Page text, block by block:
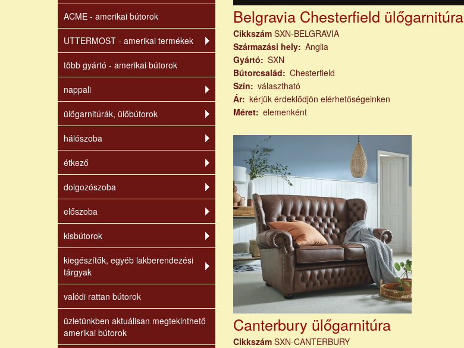
ACME - amerikai bútorok
UTTERMOST - amerikai termékek
több gyártó - amerikai bútorok
nappali
ülőgarnitúrák, ülőbútorok
hálószoba
étkező
dolgozószoba
előszoba
kisbútorok
kiegészítők, egyéb lakberendezési
tárgyak
valódi rattan bútorok
üzletünkben aktuálisan megtekinthető
amerikai bútorok
Belgravia Chesterfield ülőgarnitúra
Cikkszám SXN-BELGRAVIA
Származási hely Anglia
Gyártó
SXN
Bútorcsalád
Chesterfield
Szín
választható
Ár kérjük érdeklődjön elérhetőségeinken
Méret elemenként
Canterbury ülőgarnitúra
Cikkszám SXN-CANTERBURY